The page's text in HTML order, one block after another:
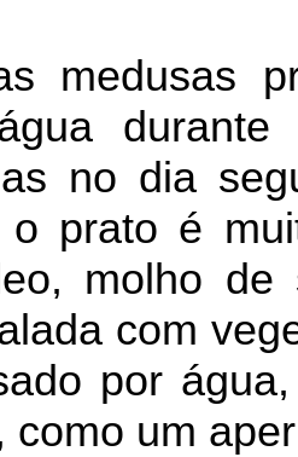
medusas
no dia
o prato é
molho
com
por
como um